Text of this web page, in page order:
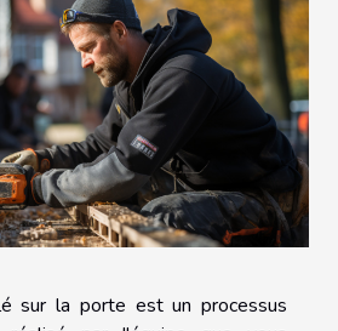
sur la porte est un processus